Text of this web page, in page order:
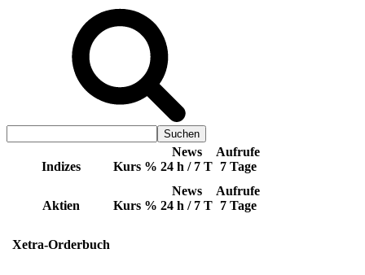
Indizes Kurs %
News
24 h / 7 T
Aufrufe
7 Tage
Aktien Kurs %
News
24 h / 7 T
Aufrufe
7 Tage
Xetra-Orderbuch